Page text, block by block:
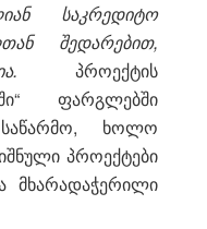
საკრედიტო
შედარებით,
პროექტის
ფარგლებში
ხოლო
პროექტები
მხარადაჭერილი